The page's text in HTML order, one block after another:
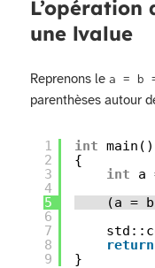
L’opération
une lvalue
Reprenons lea = b
parenthèses autour
1
2
3
4
5
6
7
8
9
int main()
{
int
a
(a =
return
}